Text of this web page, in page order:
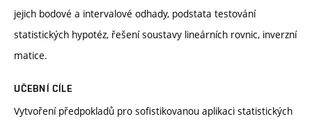
jejich bodové a intervalové odhady, podstata testování
statistických hypotéz, řešení soustavy lineárních rovnic, inverzní
matice.
UČEBNÍ CÍLE
Vytvoření předpokladů pro sofistikovanou aplikaci statistických